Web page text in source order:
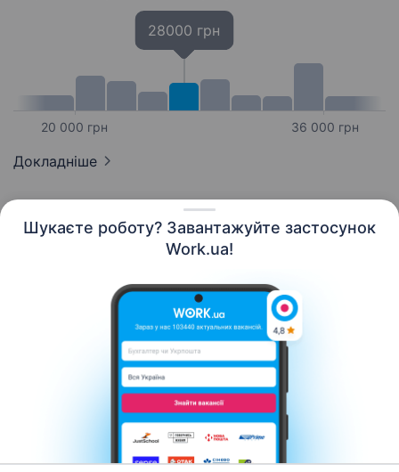
Шукаєте роботу? Завантажуйте застосунок
Work.ua!
20 000 грн
28000 грн
36 000 грн
Докладніше
Контакти Про нас
Кар’єра
Допомога Умови використання